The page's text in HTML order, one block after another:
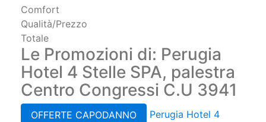
Comfort
Qualità/Prezzo
Totale
Le Promozioni di: Perugia
Hotel 4 Stelle SPA, palestra
Centro Congressi C.U 3941
OFFERTE CAPODANNO
Perugia Hotel 4